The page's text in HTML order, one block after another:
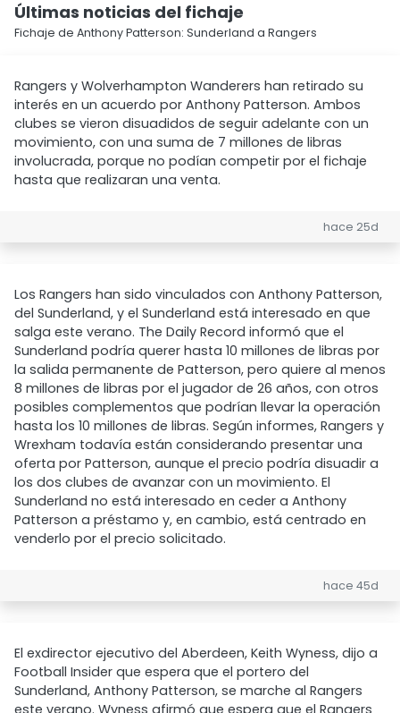
Últimas noticias del fichaje
Fichaje de Anthony Patterson: Sunderland a Rangers
Rangers y Wolverhampton Wanderers han retirado su
interés en un acuerdo por Anthony Patterson. Ambos
clubes se vieron disuadidos de seguir adelante con un
movimiento, con una suma de 7 millones de libras
involucrada, porque no podían competir por el fichaje
hasta que realizaran una venta.
hace 25d
Los Rangers han sido vinculados con Anthony Patterson,
del Sunderland, y el Sunderland está interesado en que
salga este verano. The Daily Record informó que el
Sunderland podría querer hasta 10 millones de libras por
la salida permanente de Patterson, pero quiere al menos
8 millones de libras por el jugador de 26 años, con otros
posibles complementos que podrían llevar la operación
hasta los 10 millones de libras. Según informes, Rangers y
Wrexham todavía están considerando presentar una
oferta por Patterson, aunque el precio podría disuadir a
los dos clubes de avanzar con un movimiento. El
Sunderland no está interesado en ceder a Anthony
Patterson a préstamo y, en cambio, está centrado en
venderlo por el precio solicitado.
hace 45d
El exdirector ejecutivo del Aberdeen, Keith Wyness, dijo a
Football Insider que espera que el portero del
Sunderland, Anthony Patterson, se marche al Rangers
este verano. Wyness afirmó que espera que el Rangers